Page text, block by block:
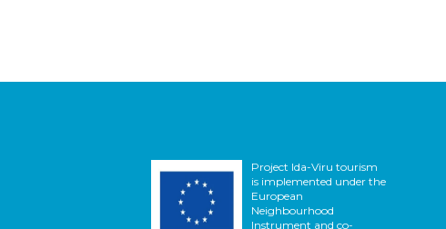
Project Ida-Viru tourism
is implemented under the
European
Neighbourhood
Instrument and co-